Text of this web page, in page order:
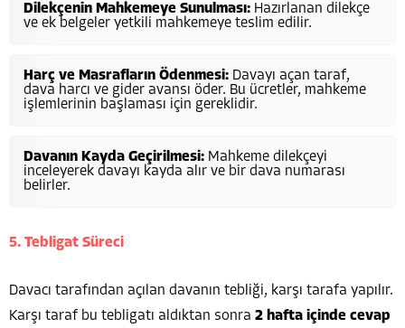
Dilekçenin Mahkemeye Sunulması: Hazırlanan dilekçe
ve ek belgeler yetkili mahkemeye teslim edilir.
Harç ve Masrafların Ödenmesi: Davayı açan taraf,
dava harcı ve gider avansı öder. Bu ücretler, mahkeme
işlemlerinin başlaması için gereklidir.
Davanın Kayda Geçirilmesi: Mahkeme dilekçeyi
inceleyerek davayı kayda alır ve bir dava numarası
belirler.
5. Tebligat Süreci
Davacı tarafından açılan davanın tebliği, karşı tarafa yapılır.
Karşı taraf bu tebligatı aldıktan sonra 2 hafta içinde cevap